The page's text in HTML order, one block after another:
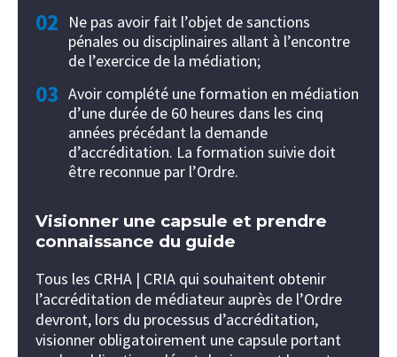
02
Ne pas avoir fait l’objet de sanctions
pénales ou disciplinaires allant à l’encontre
de l’exercice de la médiation;
03 Avoir complété une formation en médiation
d’une durée de 60 heures dans les cinq
années précédant la demande
d’accréditation. La formation suivie doit
être reconnue par l’Ordre.
Visionner une capsule et prendre
connaissance du guide
Tous les CRHA | CRIA qui souhaitent obtenir
l’accréditation de médiateur auprès de l’Ordre
devront, lors du processus d’accréditation,
visionner obligatoirement une capsule portant